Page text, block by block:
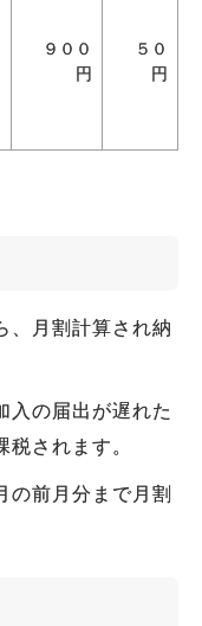
９００
円
５０
円
、月割計算され納
入の届出が遅れた
されます。
の前月分まで月割